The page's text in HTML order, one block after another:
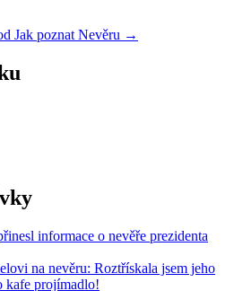
Jak poznat Nevěru →
informace o nevěře prezidenta
na nevěru: Roztřískala jsem jeho
kafe projímadlo!